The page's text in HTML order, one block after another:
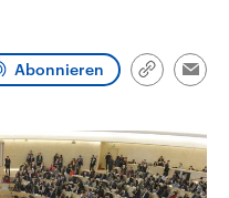
Abonnieren
Link